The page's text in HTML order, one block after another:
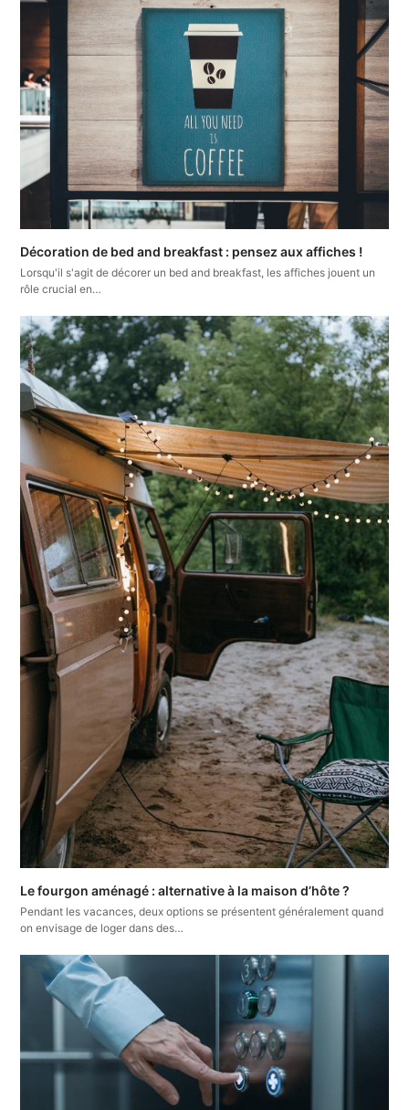
Décoration de bed and breakfast : pensez aux affiches !
Lorsqu'il s'agit de décorer un bed and breakfast, les affiches jouent un
rôle crucial en…
Le fourgon aménagé : alternative à la maison d’hôte ?
Pendant les vacances, deux options se présentent généralement quand
on envisage de loger dans des…